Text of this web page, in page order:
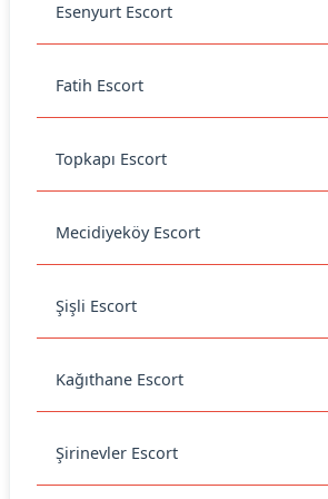
Esenyurt Escort
Fatih Escort
Topkapı Escort
Mecidiyeköy Escort
Şişli Escort
Kağıthane Escort
Şirinevler Escort